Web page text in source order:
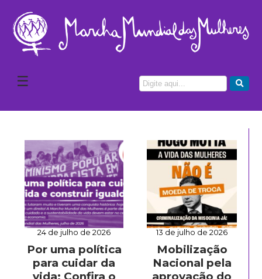
☰
24 de julho de 2026
Por uma política
para cuidar da
13 de julho de 2026
Mobilização
Nacional pela